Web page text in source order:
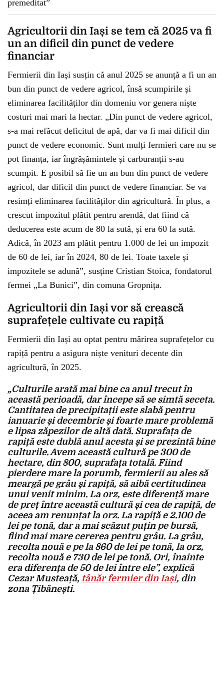
Agricultorii din Iași se tem că 2025 va fi
un an dificil din punct de vedere
financiar
Fermierii din Iași susțin că anul 2025 se anunță a fi un an
bun din punct de vedere agricol, însă scumpirile și
eliminarea facilităților din domeniu vor genera niște
costuri mai mari la hectar. „Din punct de vedere agricol,
s-a mai refăcut deficitul de apă, dar va fi mai dificil din
punct de vedere economic. Sunt mulți fermieri care nu se
pot finanța, iar îngrășămintele și carburanții s-au
scumpit. E posibil să fie un an bun din punct de vedere
agricol, dar dificil din punct de vedere financiar. Se va
resimți eliminarea facilităților din agricultură. În plus, a
crescut impozitul plătit pentru arendă, dat fiind că
deducerea este acum de 80 la sută, și era 60 la sută.
Adică, în 2023 am plătit pentru 1.000 de lei un impozit
de 60 de lei, iar în 2024, 80 de lei. Toate taxele și
impozitele se adună”, susține Cristian Stoica, fondatorul
fermei „La Bunici”, din comuna Gropnița.
Agricultorii din Iași vor să crească
suprafețele cultivate cu rapiță
Fermierii din Iași au optat pentru mărirea suprafețelor cu
rapiță pentru a asigura niște venituri decente din
agricultură, în 2025.
„Culturile arată mai bine ca anul trecut în
această perioadă, dar începe să se simtă seceta.
Cantitatea de precipitații este slabă pentru
ianuarie și decembrie și foarte mare problemă
e lipsa zăpezilor de altă dată. Suprafața de
rapiță este dublă anul acesta și se prezintă bine
culturile. Avem această cultură pe 300 de
hectare, din 800, suprafața totală. Fiind
pierdere mare la porumb, fermierii au ales să
meargă pe grâu și rapiță, să aibă certitudinea
unui venit minim. La orz, este diferență mare
de preț între această cultură și cea de rapiță, de
aceea am renunțat la orz. La rapiță e 2.100 de
lei pe tonă, dar a mai scăzut puțin pe bursă,
fiind mai mare cererea pentru grâu. La grâu,
recolta nouă e pe la 860 de lei pe tonă, la orz,
recolta nouă e 730 de lei pe tonă. Ori, înainte
era diferența de 50 de lei între ele”, explică
Cezar Musteață, tânăr fermier din Iași, din
zona Țibănești.